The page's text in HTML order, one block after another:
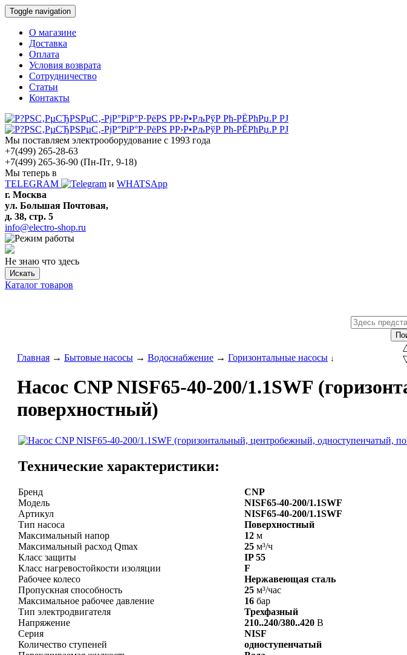
Toggle navigation
О магазине
Доставка
Оплата
Условия возврата
Сотрудничество
Статьи
Контакты
Мы поставляем электрооборудование с 1993 года
+7(499) 265-28-63
+7(499) 265-36-90 (Пн-Пт‚ 9-18)
Мы теперь в
TELEGRAM
и WHATSApp
г. Москва
ул. Большая Почтовая,
д. 38, стр. 5
info@electro-shop.ru
Не знаю что здесь
Искать
Каталог товаров
Главная → Бытовые насосы → Водоснабжение → Горизонтальные насосы ↓
Насос CNP NISF65-40-200/1.1SWF
поверхностный)
Технические характеристики:
Бренд
CNP
Модель
NISF65-40-200/1.1SWF
Артикул
NISF65-40-200/1.1SWF
Тип насоса
Поверхностный
Максимальный напор
12 м
Максимальный расход Qmax
25 м³/ч
Класс защиты
IP 55
Класс нагревостойкости изоляции
F
Рабочее колесо
Нержавеющая сталь
Пропускная способность
25 м³/час
Максимальное рабочее давление
16 бар
Тип электродвигателя
Трехфазный
Напряжение
210..240/380..420 В
Серия
NISF
Количество ступеней
одноступенчатый